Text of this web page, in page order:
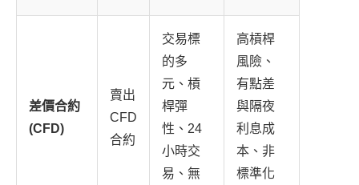
差價合約
(CFD)
賣出
CFD
合約
交易標
的多
元、槓
桿彈
性、24
小時交
易、無
高槓桿
風險、
有點差
與隔夜
利息成
本、非
標準化